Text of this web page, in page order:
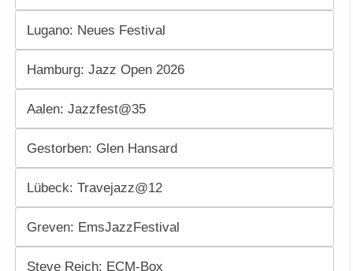
Lugano: Neues Festival
Hamburg: Jazz Open 2026
Aalen: Jazzfest@35
Gestorben: Glen Hansard
Lübeck: Travejazz@12
Greven: EmsJazzFestival
Steve Reich: ECM-Box